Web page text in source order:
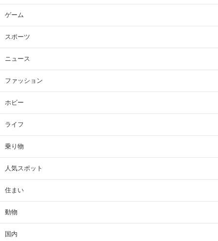
ゲーム
スポーツ
ニュース
ファッション
ホビー
ライフ
乗り物
人気スポット
住まい
動物
国内